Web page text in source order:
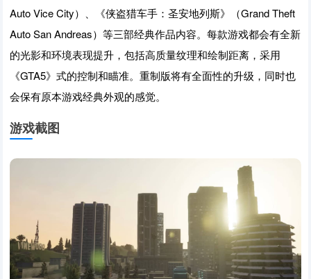
Auto Vice City）、《侠盗猎车手：圣安地列斯》（Grand Theft
Auto San Andreas）等三部经典作品内容。每款游戏都会有全新
的光影和环境表现提升，包括高质量纹理和绘制距离，采用
《GTA5》式的控制和瞄准。重制版将有全面性的升级，同时也
会保有原本游戏经典外观的感觉。
游戏截图